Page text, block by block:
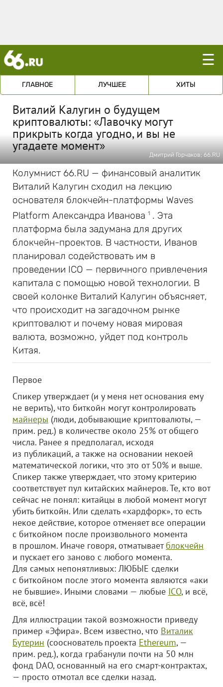
☰
ГЛАВНОЕ ЛУЧШЕЕ ХИТЫ
Виталий Калугин о будущем
криптовалюты: «Лавочку могут
прикрыть когда угодно, и вы не
угадаете момент»
Дмитрий Горчаков; 66.RU
Колумнист 66.RU — финансовый аналитик
Виталий Калугин сходил на лекцию
основателя блокчейн-платформы Waves
Platform Александра Иванова 1 . Эта
платформа была задумана для других
блокчейн-проектов. В частности, Иванов
планировал содействовать им в
проведении ICO — первичного привлечения
капитала с помощью новой технологии. В
своей колонке Виталий Калугин объясняет,
что происходит на загадочном рынке
криптовалют и почему новая мировая
валюта, возможно, уйдет под контроль
Китая.
Первое
Спикер утверждает (и у меня нет основания ему
не верить), что биткойн могут контролировать
майнеры (люди, добывающие криптовалюты, —
прим. ред.) в количестве около 25% от общего
числа. Ранее я предполагал, исходя
из публикаций, а также на основании некоей
математической логики, что это от 50% и выше.
Спикер также утверждает, что этому критерию
соответствует пул китайских майнеров. Те, кто вот
сейчас не понял: китайцы в любой момент могут
убить биткойн. Или сделать «хардфорк», то есть
некое действие, которое отменяет все операции
с биткойном после произвольного момента
в прошлом. Иначе говоря, отматываетблокчейн
и пускает его заново с любого момента.
Для самых непонятливых: ЛЮБЫЕ сделки
с биткойном после этого момента являются «аки
не бывшие». Иными словами — любые ICO, и всё,
всё, всё!
Для иллюстрации такой возможности приведу
пример «Эфира». Всем известно, что Виталик
Бутерин (сооснователь проекта Ethereum, —
прим. ред.), когда грабанули почти на 50 млн
фонд DAO, основанный на его смарт-контрактах,
— просто отмотал все сделки назад.